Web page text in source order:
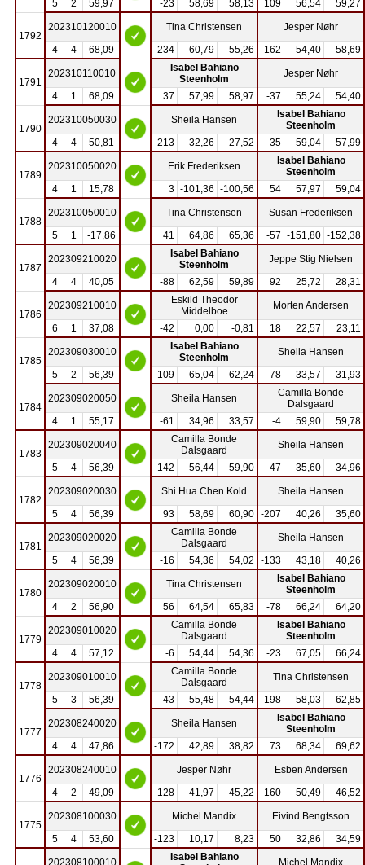
5 2 59,97 -23 58,69 58,13 109 56,54 59,27
1792
202310120010 Tina Christensen
Jesper Nøhr
4
4 68,09 -234 60,79 55,26 162 54,40 58,69
1791
202310110010
Isabel Bahiano
Steenholm
Jesper Nøhr
4
1 68,09 37 57,99 58,97 -37 55,24 54,40
1790
202310050030 Sheila Hansen
Isabel Bahiano
Steenholm
4
4 50,81 -213 32,26 27,52 -35 59,04 57,99
1789
202310050020 Erik Frederiksen
Isabel Bahiano
Steenholm
4
1 15,78 3 -101,36 -100,56 54 57,97 59,04
1788
202310050010 Tina Christensen
Susan Frederiksen
5
1 -17,86 41 64,86 65,36 -57 -151,80 -152,38
1787
202309210020
Isabel Bahiano
Steenholm
Jeppe Stig Nielsen
4
4 40,05 -88 62,59 59,89 92 25,72 28,31
1786
202309210010
Eskild Theodor
Middelboe
Morten Andersen
6
1 37,08 -42 0,00 -0,81 18 22,57 23,11
1785
202309030010
Isabel Bahiano
Steenholm
Sheila Hansen
5
2 56,39 -109 65,04 62,24 -78 33,57 31,93
1784
202309020050 Sheila Hansen
Camilla Bonde
Dalsgaard
4
1 55,17 -61 34,96 33,57 -4 59,90 59,78
1783
202309020040
Camilla Bonde
Dalsgaard
Sheila Hansen
5
4 56,39 142 56,44 59,90 -47 35,60 34,96
1782
202309020030 Shi Hua Chen Kold
Sheila Hansen
5
4 56,39 93 58,69 60,90 -207 40,26 35,60
1781
202309020020
Camilla Bonde
Dalsgaard
Sheila Hansen
5
4 56,39 -16 54,36 54,02 -133 43,18 40,26
1780
202309020010 Tina Christensen
Isabel Bahiano
Steenholm
4
2 56,90 56 64,54 65,83 -78 66,24 64,20
1779
202309010020
Camilla Bonde
Dalsgaard
Isabel Bahiano
Steenholm
4
4 57,12 -6 54,44 54,36 -23 67,05 66,24
1778
202309010010
Camilla Bonde
Dalsgaard
Tina Christensen
5
3 56,39 -43 55,48 54,44 198 58,03 62,85
1777
202308240020 Sheila Hansen
Isabel Bahiano
Steenholm
4
4 47,86 -172 42,89 38,82 73 68,34 69,62
1776
202308240010 Jesper Nøhr
Esben Andersen
4
2 49,09 128 41,97 45,22 -160 50,49 46,52
1775
202308100030 Michel Mandix
Eivind Bengtsson
5
4 53,60 -123 10,17 8,23 50 32,86 34,59
202308100010
Isabel Bahiano
Michel Mandix